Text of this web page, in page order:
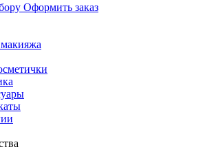
Оформить заказ